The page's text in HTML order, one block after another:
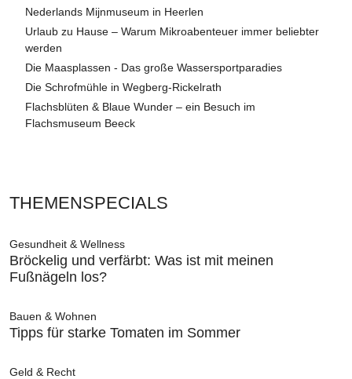
Nederlands Mijnmuseum in Heerlen
Urlaub zu Hause – Warum Mikroabenteuer immer beliebter
werden
Die Maasplassen - Das große Wassersportparadies
Die Schrofmühle in Wegberg-Rickelrath
Flachsblüten & Blaue Wunder – ein Besuch im
Flachsmuseum Beeck
THEMENSPECIALS
Gesundheit & Wellness
Bröckelig und verfärbt: Was ist mit meinen
Fußnägeln los?
Bauen & Wohnen
Tipps für starke Tomaten im Sommer
Geld & Recht